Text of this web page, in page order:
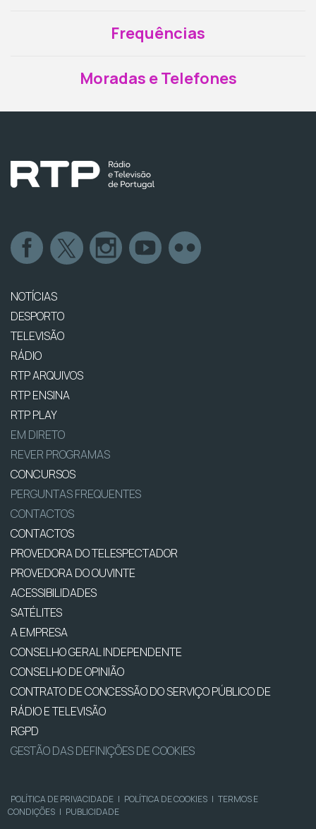
Frequências
Moradas e Telefones
NOTÍCIAS
DESPORTO
TELEVISÃO
RÁDIO
RTP ARQUIVOS
RTP ENSINA
RTP PLAY
EM DIRETO
REVER PROGRAMAS
CONCURSOS
PERGUNTAS FREQUENTES
CONTACTOS
CONTACTOS
PROVEDORA DO TELESPECTADOR
PROVEDORA DO OUVINTE
ACESSIBILIDADES
SATÉLITES
A EMPRESA
CONSELHO GERAL INDEPENDENTE
CONSELHO DE OPINIÃO
CONTRATO DE CONCESSÃO DO SERVIÇO PÚBLICO DE
RÁDIO E TELEVISÃO
RGPD
GESTÃO DAS DEFINIÇÕES DE COOKIES
POLÍTICA DE PRIVACIDADE | POLÍTICA DE COOKIES | TERMOS E
CONDIÇÕES | PUBLICIDADE